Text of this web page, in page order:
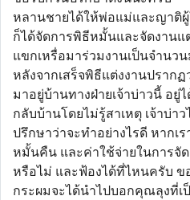
หลานชายได้ให้พ่อแม่และญาติ
ก็ได้จัดการพิธีหมั้นและจัดงาน
แขกเหรื่อมาร่วมงานเป็นจำน
หลังจากเสร็จพิธีแต่งงานปราก
มาอยู่บ้านทางฝ่ายเจ้าบ่าวนี้ อยู่
กลับบ้านโดยไม่รู้สาเหตุ เจ้าบ่า
ปรึกษาว่าจะทำอย่างไรดี หากเ
หมั้นคืน และค่าใช้จ่ายในการจัด
หรือไม่ และฟ้องได้ที่ไหนครับ ข
กระผมจะได้นำไปบอกคุณลุงที่